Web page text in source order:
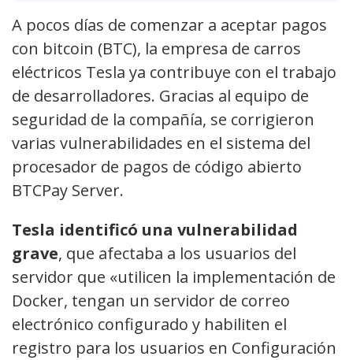
A pocos días de comenzar a aceptar pagos
con bitcoin (BTC), la empresa de carros
eléctricos Tesla ya contribuye con el trabajo
de desarrolladores. Gracias al equipo de
seguridad de la compañía, se corrigieron
varias vulnerabilidades en el sistema del
procesador de pagos de código abierto
BTCPay Server.
Tesla identificó una vulnerabilidad
grave, que afectaba a los usuarios del
servidor que «utilicen la implementación de
Docker, tengan un servidor de correo
electrónico configurado y habiliten el
registro para los usuarios en Configuración